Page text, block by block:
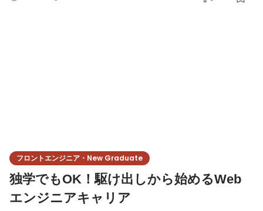
フロントエンジニア・New Graduate
独学でもOK！駆け出しから始めるWeb
エンジニアキャリア